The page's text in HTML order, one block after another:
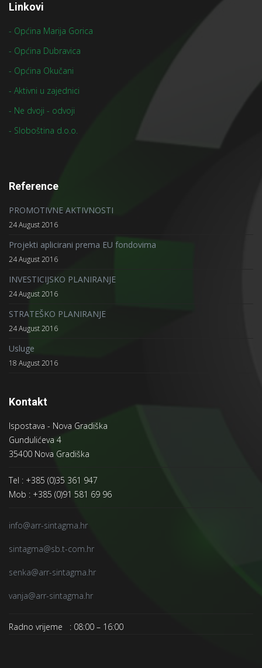
Linkovi
- Općina Marija Gorica
- Općina Dubravica
- Općina Okučani
- Aktivni u zajednici
- Ne dvoji - odvoji
- Sloboština d.o.o.
Reference
PROMOTIVNE AKTIVNOSTI
24 August 2016
Projekti aplicirani prema EU fondovima
24 August 2016
INVESTICIJSKO PLANIRANJE
24 August 2016
STRATEŠKO PLANIRANJE
24 August 2016
Usluge
18 August 2016
Kontakt
Ispostava - Nova Gradiška
Gundulićeva 4
35400 Nova Gradiška
Tel : +385 (0)35 361 947
Mob : +385 (0)91 581 69 96
info@arr-sintagma.hr
sintagma@sb.t-com.hr
senka@arr-sintagma.hr
vanja@arr-sintagma.hr
Radno vrijeme : 08:00 – 16:00